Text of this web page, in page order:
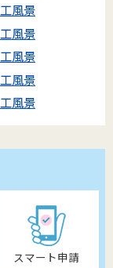
風景
風景
風景
風景
風景
スマート申請